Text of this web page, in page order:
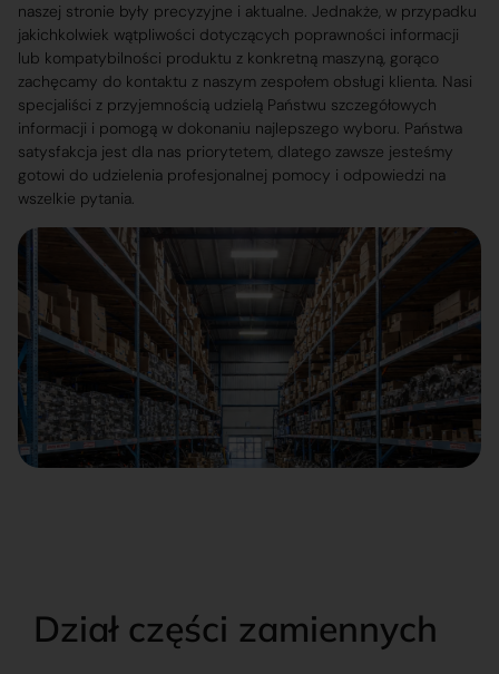
naszej stronie były precyzyjne i aktualne. Jednakże, w przypadku
jakichkolwiek wątpliwości dotyczących poprawności informacji
lub kompatybilności produktu z konkretną maszyną, gorąco
zachęcamy do kontaktu z naszym zespołem obsługi klienta. Nasi
specjaliści z przyjemnością udzielą Państwu szczegółowych
informacji i pomogą w dokonaniu najlepszego wyboru. Państwa
satysfakcja jest dla nas priorytetem, dlatego zawsze jesteśmy
gotowi do udzielenia profesjonalnej pomocy i odpowiedzi na
wszelkie pytania.
Dział części zamiennych